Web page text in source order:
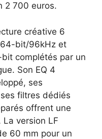
2 700 euros.
créative 6
64-bit/96kHz et
complétés par un
Son EQ 4
ses
filtres dédiés
offrent une
version LF
60 mm pour un